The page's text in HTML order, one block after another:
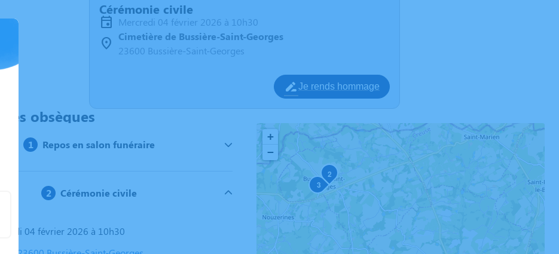
Cérémonie civile
mercredi 04 février 2026 à 10h30
Cimetière de Bussière-Saint-Georges
23600 Bussière-Saint-Georges
Je rends hommage
obsèques
Repos en salon funéraire
Cérémonie civile
04 février 2026 à 10h30
2
3
+
−